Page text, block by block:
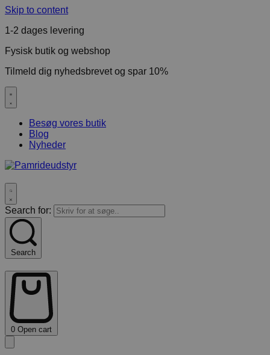
Skip to content
1-2 dages levering
Fysisk butik og webshop
Tilmeld dig nyhedsbrevet og spar 10%
Besøg vores butik
Blog
Nyheder
Search for:
Search
0 Open cart